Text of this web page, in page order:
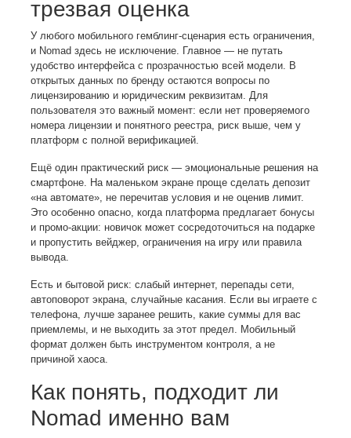
трезвая оценка
У любого мобильного гемблинг-сценария есть ограничения,
и Nomad здесь не исключение. Главное — не путать
удобство интерфейса с прозрачностью всей модели. В
открытых данных по бренду остаются вопросы по
лицензированию и юридическим реквизитам. Для
пользователя это важный момент: если нет проверяемого
номера лицензии и понятного реестра, риск выше, чем у
платформ с полной верификацией.
Ещё один практический риск — эмоциональные решения на
смартфоне. На маленьком экране проще сделать депозит
«на автомате», не перечитав условия и не оценив лимит.
Это особенно опасно, когда платформа предлагает бонусы
и промо-акции: новичок может сосредоточиться на подарке
и пропустить вейджер, ограничения на игру или правила
вывода.
Есть и бытовой риск: слабый интернет, перепады сети,
автоповорот экрана, случайные касания. Если вы играете с
телефона, лучше заранее решить, какие суммы для вас
приемлемы, и не выходить за этот предел. Мобильный
формат должен быть инструментом контроля, а не
причиной хаоса.
Как понять, подходит ли
Nomad именно вам